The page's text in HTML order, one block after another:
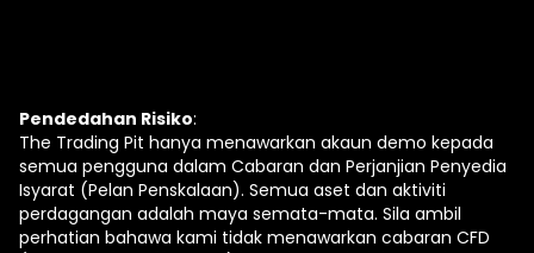
Pendedahan Risiko:
The Trading Pit hanya menawarkan akaun demo kepada
semua pengguna dalam Cabaran dan Perjanjian Penyedia
Isyarat (Pelan Penskalaan). Semua aset dan aktiviti
perdagangan adalah maya semata-mata. Sila ambil
perhatian bahawa kami tidak menawarkan cabaran CFD